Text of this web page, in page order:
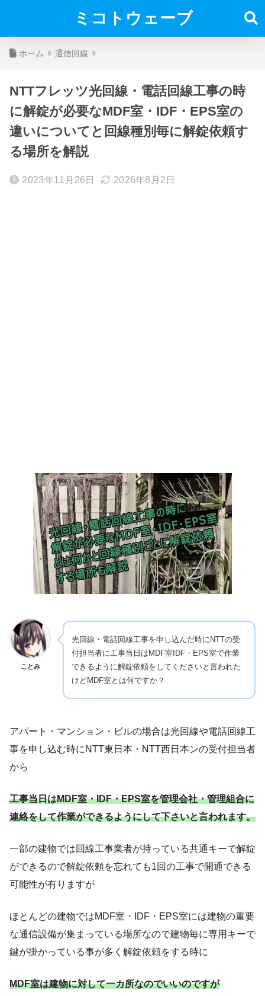
ミコトウェーブ
ホーム 通信回線
NTTフレッツ光回線・電話回線工事の時
に解錠が必要なMDF室・IDF・EPS室の
違いについてと回線種別毎に解錠依頼す
る場所を解説
2023年11月26日 2026年8月2日
ことみ
光回線・電話回線工事を申し込んだ時にNTTの受
付担当者に工事当日はMDF室IDF・EPS室で作業
できるように解錠依頼をしてくださいと言われた
けどMDF室とは何ですか？
アパート・マンション・ビルの場合は光回線や電話回線工
事を申し込む時にNTT東日本・NTT西日本ンの受付担当者
から
工事当日はMDF室・IDF・EPS室を管理会社・管理組合に
連絡をして作業ができるようにして下さいと言われます。
一部の建物では回線工事業者が持っている共通キーで解錠
ができるので解錠依頼を忘れても1回の工事で開通できる
可能性が有りますが
ほとんどの建物ではMDF室・IDF・EPS室には建物の重要
な通信設備が集まっている場所なので建物毎に専用キーで
鍵が掛かっている事が多く解錠依頼をする時に
MDF室は建物に対して一カ所なのでいいのですが